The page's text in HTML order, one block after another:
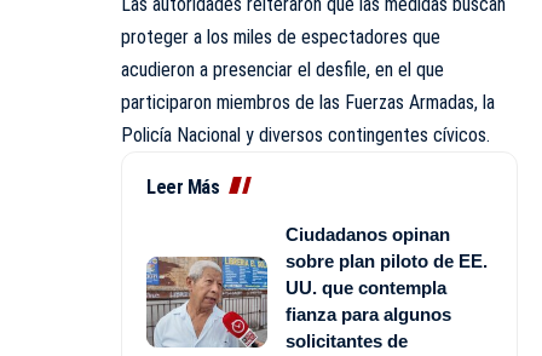
Las autoridades reiteraron que las medidas buscan
proteger a los miles de espectadores que
acudieron a presenciar el desfile, en el que
participaron miembros de las Fuerzas Armadas, la
Policía Nacional y diversos contingentes cívicos.
Leer Más
Ciudadanos opinan
sobre plan piloto de EE.
UU. que contempla
fianza para algunos
solicitantes de